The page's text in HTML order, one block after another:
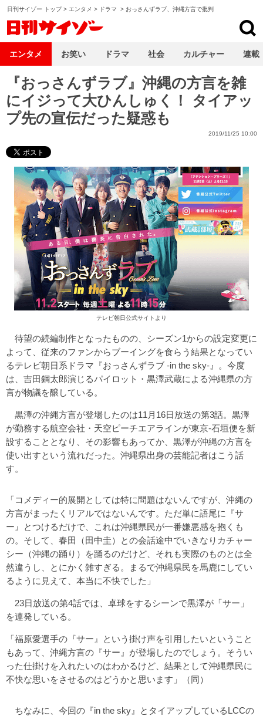
日刊サイゾー トップ> エンタメ > ドラマ > おっさんずラブ、沖縄方言で批判
『おっさんずラブ』沖縄の方言を雑
にイジって大ひんしゅく！ タイアッ
プ先の宣伝だった疑惑も
2019/11/25 10:00
テレビ朝日公式サイトより
待望の続編制作となったものの、シーズン1からの設定変更に
よって、従来のファンからブーイングを食らう結果となってい
るテレビ朝日系ドラマ『おっさんずラブ -in the sky-』。今度
は、吉田鋼太郎演じるパイロット・黒澤武蔵による沖縄県の方
言が物議を醸している。
黒澤の沖縄方言が登場したのは11月16日放送の第3話。黒澤
が勤務する航空会社・天空ピーチエアラインが東京-石垣便を新
設することとなり、その影響もあってか、黒澤が沖縄の方言を
使い出すという流れだった。沖縄県出身の芸能記者はこう話
す。
「コメディー的展開としては特に問題はないんですが、沖縄の
方言がまったくリアルではないんです。ただ単に語尾に『サ
ー』とつけるだけで、これは沖縄県民が一番嫌悪感を抱くも
の。そして、春田（田中圭）との会話途中でいきなりカチャー
シー（沖縄の踊り）を踊るのだけど、それも実際のものとは全
然違うし、とにかく雑すぎる。まるで沖縄県民を馬鹿にしてい
るように見えて、本当に不快でした」
23日放送の第4話では、卓球をするシーンで黒澤が「サー」
を連発している。
「福原愛選手の『サー』という掛け声を引用したいということ
もあって、沖縄方言の『サー』が登場したのでしょう。そうい
った仕掛けを入れたいのはわかるけど、結果として沖縄県民に
不快な思いをさせるのはどうかと思います」（同）
ちなみに、今回の『in the sky』とタイアップしているLCCの
エンタメ お笑い ドラマ 社会 カルチャー 連載